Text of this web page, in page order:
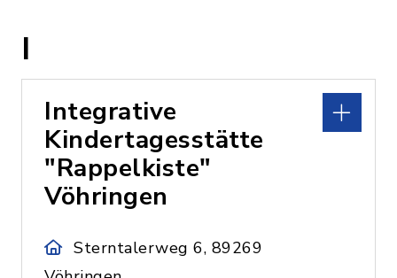
I
Integrative
Kindertagesstätte
"Rappelkiste"
Vöhringen
Sterntalerweg 6, 89269